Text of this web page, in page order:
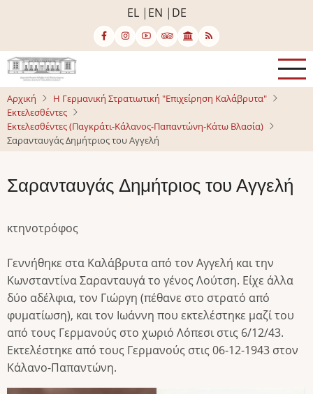
κυρίως
περιεχόμενο
EL EN DE
Αρχική
Η Γερμανική Στρατιωτική "Επιχείρηση Καλάβρυτα"
Εκτελεσθέντες
Εκτελεσθέντες (Παγκράτι-Κάλανος-Παπαντώνη-Κάτω Βλασία)
Σαρανταυγάς Δημήτριος του Αγγελή
Σαρανταυγάς Δημήτριος του Αγγελή
κτηνοτρόφος
Γεννήθηκε στα Καλάβρυτα από τον Αγγελή και την
Κωνσταντίνα Σαρανταυγά το γένος Λούτση. Είχε άλλα
δύο αδέλφια, τον Γιώργη (πέθανε στο στρατό από
φυματίωση), και τον Ιωάννη που εκτελέστηκε μαζί του
από τους Γερμανούς στο χωριό Λόπεσι στις 6/12/43.
Εκτελέστηκε από τους Γερμανούς στις 06-12-1943 στον
Κάλανο-Παπαντώνη.